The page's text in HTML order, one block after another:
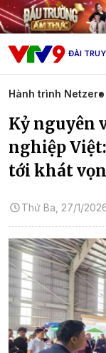
ĐÀI
Hành trình Netzero
Kỷ nguyên
nghiệp
tới khát
Thứ Ba, 27/1/